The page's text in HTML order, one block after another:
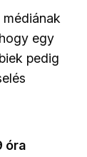
egy
pedig
óra